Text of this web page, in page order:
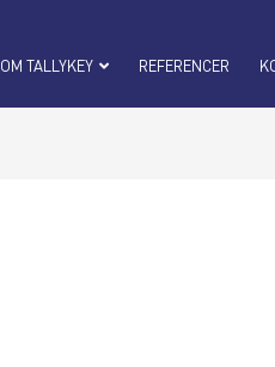
OM TALLYKEY REFERENCER